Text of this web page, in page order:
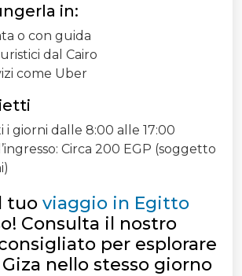
in:
o con guida
dal Cairo
come Uber
i giorni dalle 8:00 alle 17:00
Circa 200 EGP (soggetto
tuo viaggio in Egitto
Consulta il nostro
per esplorare
nello stesso giorno